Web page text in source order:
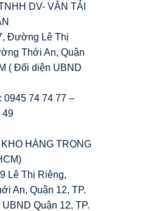
DV- VẬN TẢI
Đường Lê Thị
Thới An, Quận
( Đối diện UBND
0945 74 74 77 –
49
HÀNG TRỌNG
Lê Thị Riêng,
An, Quận 12, TP.
UBND Quận 12, TP.